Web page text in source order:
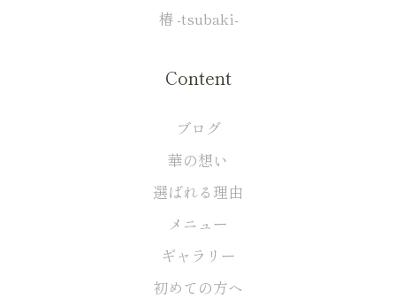
椿 -tsubaki-
Content
ブログ
華の想い
選ばれる理由
メニュー
ギャラリー
初めての方へ